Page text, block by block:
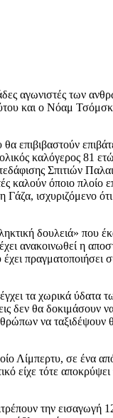
αγωνιστές των
και ο Νόαμ
επιβιβαστούν
καλόγερος 81
Σπιτιών
καλούν όποιο
ισχυριζόμενο
δουλειά» που
ανακοινωθεί η
πραγματοποιήσει
τα χωρικά
δεν θα δοκιμάσουν
να ταξιδέψουν
Λίμπερτυ, σε ένα
τότε αποκρύψει
την